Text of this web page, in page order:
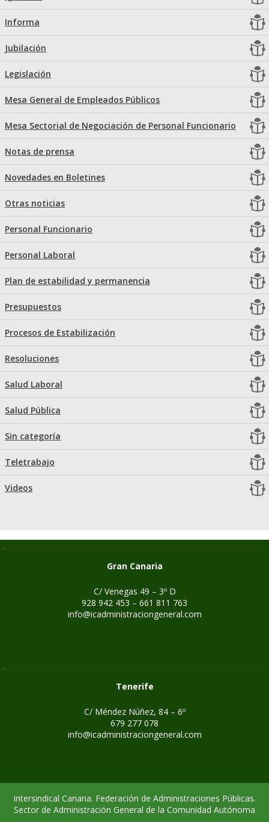
Informa
Jubilación
Legislación
Mesa General de Empleados Públicos
Mesa Sectorial de Negociación de Personal Funcionario
Notas de prensa
Novedades en Boletines
Otras noticias
Personal Funcionario
Personal Laboral
Plan de estabilidad y permanencia
Presupuestos
Procesos de Estabilización
Resoluciones
Salud Laboral
Salud Pública
Sin categoría
Teletrabajo
Videos
Gran Canaria
C/ Venegas 49 – 3º D
928 942 453 – 661 811 763
info@icadministraciongeneral.com
Tenerife
C/ Méndez Núñez, 84 – 6º
679 277 078
info@icadministraciongeneral.com
Intersindical Canaria. Federación de Administraciones Públicas.
Sector de Administración General de la Comunidad Autónoma